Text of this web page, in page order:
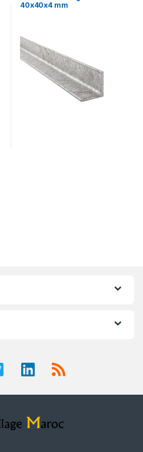
40x40x4 mm